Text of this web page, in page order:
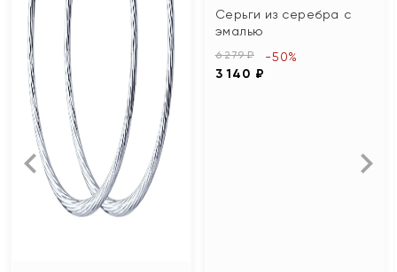
Серьги из серебра с
эмалью
6 279 ₽
3 140 ₽
-50%